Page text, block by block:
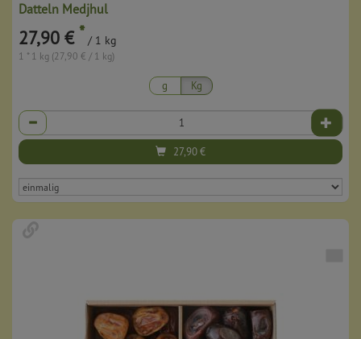
Datteln Medjhul
27,90 € * / 1 kg
1 * 1 kg (27,90 € / 1 kg)
g Kg
Anzahl
27,90€